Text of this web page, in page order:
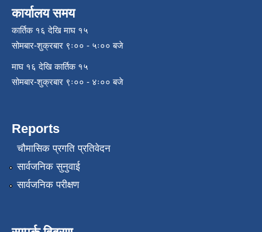
कार्यालय समय
कार्तिक १६ देखि माघ १५
सोमबार-शुक्रबार ९ः०० - ५ः०० बजे
माघ १६ देखि कार्तिक १५
सोमबार-शुक्रबार ९ः०० - ४ः०० बजे
Reports
चौमासिक प्रगति प्रतिवेदन
सार्वजनिक सुनुवाई
सार्वजनिक परीक्षण